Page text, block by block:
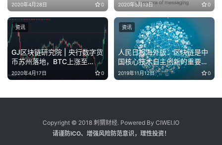
2020年4月28日 0 2020年5月13日 0
GJ区块链研究院 | 央行数字货
币苏州落地，BTC上涨至
50,000元
2020年4月17日 0
资讯
人民日报海外版：区块链是中
国核心技术自主创新的重要突
破口
2019年11月12日 0
资讯
Copyright © 2018 刺猬财经. Powered By CIWEI.IO
请谨防ICO、增强风险防范意识，理性投资！